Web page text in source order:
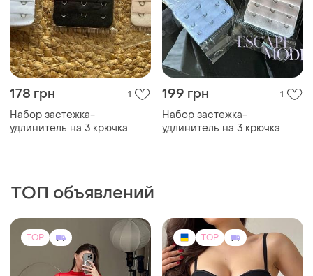
178 грн 1
Набор застежка-
удлинитель на 3 крючка
199 грн 1
Набор застежка-
удлинитель на 3 крючка
ТОП объявлений
TOP TOP